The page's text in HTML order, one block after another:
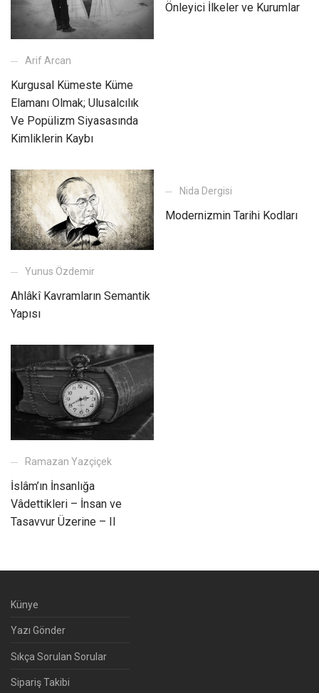
Arif Arcan
Kurgusal Kümeste Küme
Elamanı Olmak; Ulusalcılık
Ve Popülizm Siyasasında
Kimliklerin Kaybı
Önleyici İlkeler ve Kurumlar
Yunus Özdemir
Ahlâkî Kavramların Semantik
Yapısı
Nida Dergisi
Modernizmin Tarihi Kodları
Ramazan Yazçiçek
İslâm’ın İnsanlığa
Vâdettikleri – İnsan ve
Tasavvur Üzerine – II
Künye
Yazı Gönder
Sıkça Sorulan Sorular
Sipariş Takibi